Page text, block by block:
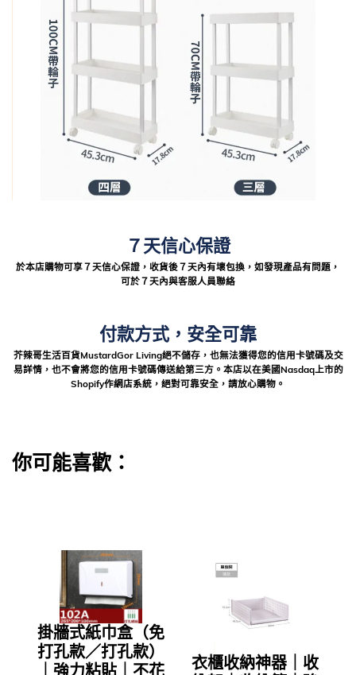
７天信心保證
於本店購物可享７天信心保證，收貨後７天內有壞包換，如發現產品有問題，
可於７天內與客服人員聯絡
付款方式，安全可靠
芥辣哥生活百貨MustardGor Living絕不儲存，也無法獲得您的信用卡號碼及交
易詳情，也不會將您的信用卡號碼傳送給第三方。本店以在美國Nasdaq上市的
Shopify作網店系統，絕對可靠安全，請放心購物。
你可能喜歡：
掛牆式紙巾盒（免
打孔款／打孔款）
｜強力粘貼｜不花
衣櫃收納神器｜收